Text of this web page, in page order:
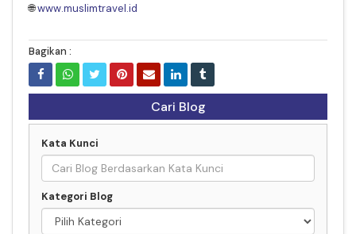
🌐www.muslimtravel.id
Bagikan :
Cari Blog
Kata Kunci
Kategori Blog